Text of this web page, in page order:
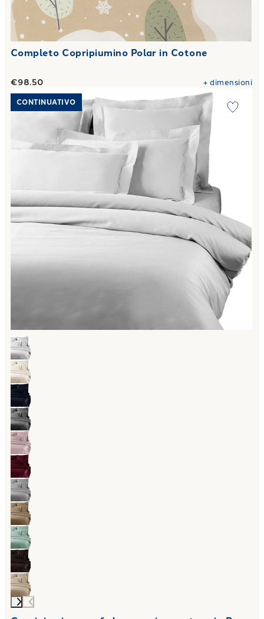
Completo Copripiumino Polar in Cotone
€98.50 +dimensioni
Link to "Copripiumino con federe precious sateen in Raso
CONTINUATIVO